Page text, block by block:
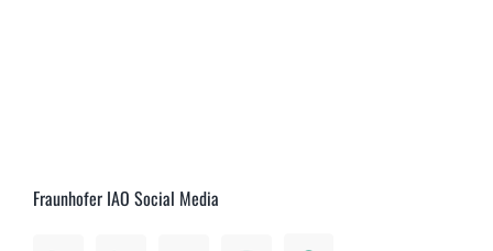
Fraunhofer IAO Social Media